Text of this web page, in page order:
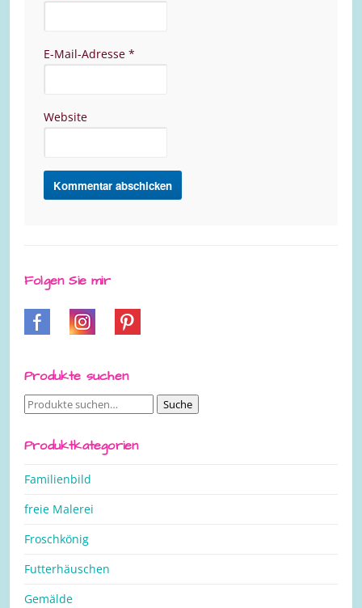
E-Mail-Adresse *
Website
Folgen Sie mir
Produkte suchen
Suche
Suche
Produktkategorien
Familienbild
freie Malerei
Froschkönig
Futterhäuschen
Gemälde